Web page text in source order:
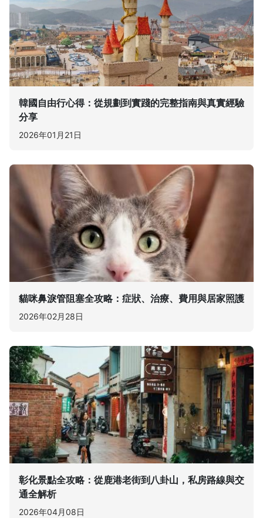
韓國自由行心得：從規劃到實踐的完整指南與真實經驗
分享
2026年01月21日
貓咪鼻淚管阻塞全攻略：症狀、治療、費用與居家照護
2026年02月28日
彰化景點全攻略：從鹿港老街到八卦山，私房路線與交
通全解析
2026年04月08日